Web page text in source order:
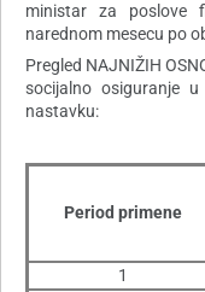
ministar za poslove
narednom mesecu po
Pregled NAJNIŽIH
socijalno osiguranje
nastavku:
Period primene
1